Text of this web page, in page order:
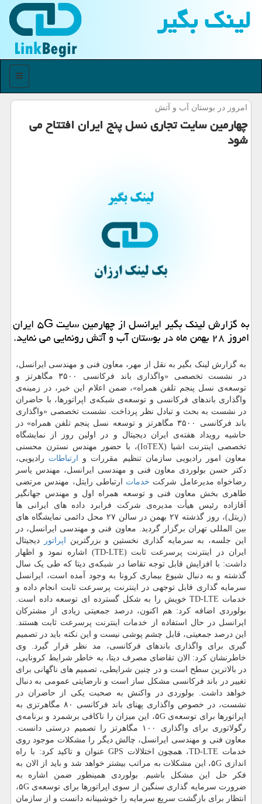
لینك بگیر
منو
امروز در بوستان آب و آتش
چهارمین سایت تجاری نسل پنج ایران افتتاح می
شود
به گزارش لینک بگیر ایرانسل از چهارمین سایت ۵G ایران
امروز ۲۸ بهمن ماه در بوستان آب و آتش رونمایی می نماید.
به گزارش لینک بگیر به نقل از مهر، معاون فنی و مهندسی ایرانسل،
در نشست تخصصی «واگذاری باند فرکانسی ۳۵۰۰ مگاهرتز و
توسعه‌ی نسل پنجم تلفن همراه»، ضمن اعلام این خبر، در زمینه‌ی
واگذاری باندهای فرکانسی و توسعه‌ی شبکه‌ی اپراتورها، با حاضران
در نشست به بحث و تبادل نظر پرداخت. نشست تخصصی «واگذاری
باند فرکانسی ۳۵۰۰ مگاهرتز و توسعه نسل پنجم تلفن همراه» در
حاشیه رویداد هفته‌ی ایران دیجیتال و در اولین روز از نمایشگاه
تخصصی اینترنت اشیا (IoTEX)، با حضور مهندس نسترن محسنی
معاون امور رادیویی سازمان تنظیم مقررات و ارتباطات رادیویی،
دکتر حسن بولوردی معاون فنی و مهندسی ایرانسل، مهندس یاسر
رضاخواه مدیرعامل شرکت خدمات ارتباطی رایتل، مهندس مرتضی
طاهری بخش معاون فنی و توسعه همراه اول و مهندس جهانگیر
آقازاده رئیس هیأت مدیره‌ی شرکت فرابرد داده های ایرانی ها
(زیتل)، روز گذشته ۲۷ بهمن در سالن ۲۷ محل دائمی نمایشگاه های
بین المللی تهران برگزار گردید. معاون فنی و مهندسی ایرانسل، در
این جلسه، به سرمایه گذاری نخستین و بزرگترین اپراتور
دیجیتال
ایران در اینترنت پرسرعت ثابت (TD-LTE) اشاره نمود و اظهار
داشت: با افزایش قابل توجه تقاضا در شبکه‌ی دیتا که طی یک سال
گذشته و به دنبال شیوع بیماری کرونا به وجود آمده است، ایرانسل
سرمایه گذاری قابل توجهی در اینترنت پرسرعت ثابت انجام داده و
خدمات TD-LTE خویش را به شکل گسترده ای توسعه داده است.
بولوردی اضافه کرد: هم اکنون، درصد جمعیتی زیادی از مشترکان
ایرانسل در حال استفاده از خدمات اینترنت پرسرعت ثابت هستند.
این درصد جمعیتی، قابل چشم پوشی نیست و این نکته باید در تصمیم
گیری برای واگذاری باندهای فرکانسی، مد نظر قرار گیرد. وی
خاطرنشان کرد: الان تقاضای مصرف دیتا، به خاطر شرایط کرونایی،
در بالاترین سطح است و در چنین شرایطی، تصمیم های ناگهانی برای
تغییر در باند فرکانسی مشکل ساز است و نارضایتی عمومی به دنبال
خواهد داشت. بولوردی در واکنش به صحبت یکی از حاضران در
نشست، در خصوص واگذاری پهنای باند فرکانسی ۸۰ مگاهرتزی به
اپراتورها برای توسعه‌ی ۵G، این میزان را ناکافی برشمرد و برنامه‌ی
رگولاتوری برای واگذاری ۱۰۰ مگاهرتز را تصمیم درستی دانست.
معاون فنی و مهندسی ایرانسل، چالش دیگر را مشکلات موجود روی
خدمات TD-LTE، همچون اختلالات GPS عنوان و تاکید کرد: با راه
اندازی ۵G، این مشکلات به مراتب بیشتر خواهد شد و باید از الان به
فکر حل این مشکل باشیم. بولوردی همینطور ضمن اشاره به
ضرورت سرمایه گذاری سنگین از سوی اپراتورها برای توسعه‌ی ۵G،
انتظار برای بازگشت سریع سرمایه را خوشبینانه دانست و از سازمان